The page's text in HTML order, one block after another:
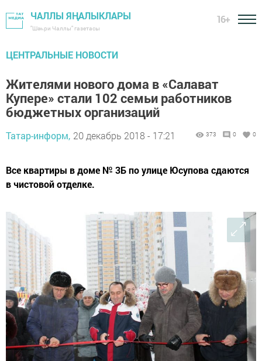
ЧАЛЛЫ ЯҢАЛЫКЛАРЫ
"Шәһри Чаллы" газетасы
16+
ЦЕНТРАЛЬНЫЕ НОВОСТИ
Жителями нового дома в «Салават
Купере» стали 102 семьи работников
бюджетных организаций
Татар-информ, 20 декабрь 2018 - 17:21 373 0 0
Все квартиры в доме № 3Б по улице Юсупова сдаются
в чистовой отделке.